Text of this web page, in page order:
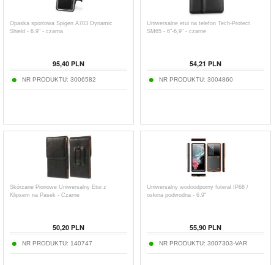
Opaska sportowa Spigen A703 Dynamic
Shield - 6.9" - czarna
95,40 PLN
NR PRODUKTU: 3006582
Uniwersalne etui na telefon Tech-Protect
SM65 - 6"-6,9" - czarne
54,21 PLN
NR PRODUKTU: 3004860
Skórzane Pionowe Uniwersalny Etui z
Klipsem na Pasek - Czarne
50,20 PLN
NR PRODUKTU: 140747
Uniwersalny wodoodporny futerał IP68 /
osłona podwodna - 6.9"
55,90 PLN
NR PRODUKTU: 3007303-VAR